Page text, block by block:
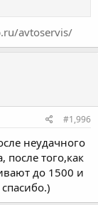
avtoservis/
#1,996
неудачного
после того,как
до 1500 и